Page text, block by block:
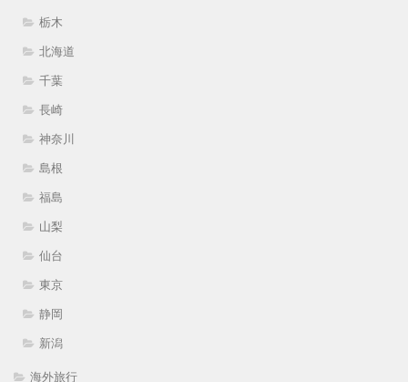
栃木
北海道
千葉
長崎
神奈川
島根
福島
山梨
仙台
東京
静岡
新潟
海外旅行